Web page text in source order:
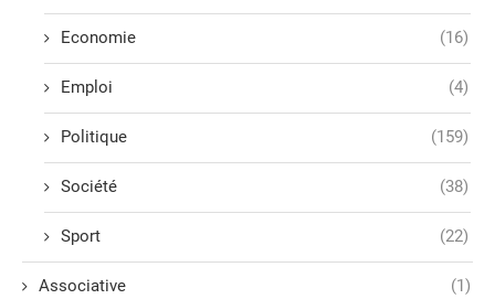
Economie (16)
Emploi (4)
Politique (159)
Société (38)
Sport (22)
Associative (1)